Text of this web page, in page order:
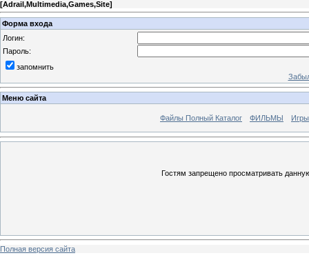
[Adrail,Multimedia,Games,Site]
Форма входа
Логин:
Пароль:
запомнить
Меню сайта
Файлы Полный Каталог ФИЛЬМЫ
Гостям запрещено просматривать
Полная версия сайта